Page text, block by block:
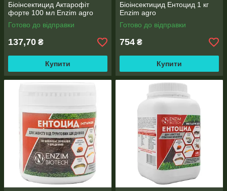
Біоінсектицид Актарофіт
форте 100 мл Enzim agro
Готово до відправки
137,70 ₴
Купити
Біоінсектицид Ентоцид 1 кг
Enzim agro
Готово до відправки
754 ₴
Купити